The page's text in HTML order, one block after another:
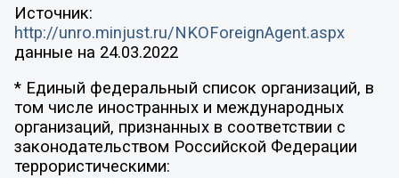
Источник:
http://unro.minjust.ru/NKOForeignAgent.aspx
данные на 24.03.2022
* Единый федеральный список организаций, в
том числе иностранных и международных
организаций, признанных в соответствии с
законодательством Российской Федерации
террористическими: